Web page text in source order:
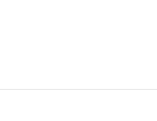
plezier er van!